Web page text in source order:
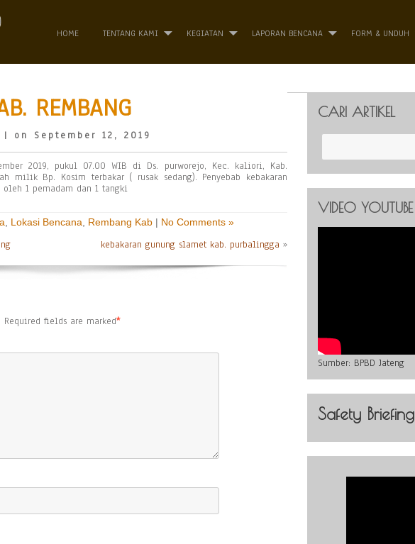
HOME TENTANG KAMI KEGIATAN LAPORAN BENCANA FORM & UNDUH
REMBANG
| on September 12, 2019
2019, pukul 07.00 WIB di Ds. purworejo, Kec. kaliori, Kab.
milik Bp. Kosim terbakar ( rusak sedang). Penyebab kebakaran
1 pemadam dan 1 tangki
Lokasi Bencana Rembang Kab | No Comments »
kebakaran gunung slamet kab. purbalingga »
Required fields are marked*
CARI ARTIKEL
VIDEO YOUTUBE
Sumber: BPBD Jateng
Safety Briefing